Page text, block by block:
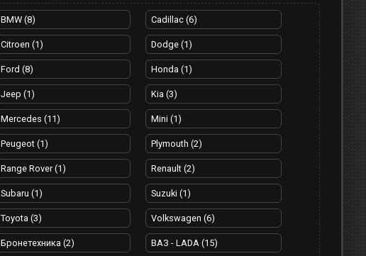
BMW (8) Cadillac (6)
Citroen (1) Dodge (1)
Ford (8) Honda (1)
Jeep (1) Kia (3)
Mercedes (11) Mini (1)
Peugeot (1) Plymouth (2)
Range Rover (1) Renault (2)
Subaru (1) Suzuki (1)
Toyota (3) Volkswagen (6)
Бронетехника (2) ВАЗ - LADA (15)